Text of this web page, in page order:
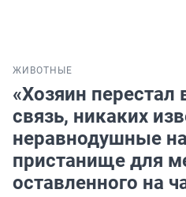
ЖИВОТНЫЕ
«Хозяин перестал
связь, никаких
неравнодушные
пристанище для
оставленного на